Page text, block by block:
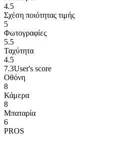
4.5
Σχέση ποιότητας τιμής
5
Φωτογραφίες
5.5
Ταχύτητα
4.5
7.3User's score
Οθόνη
8
Κάμερα
8
Μπαταρία
6
PROS